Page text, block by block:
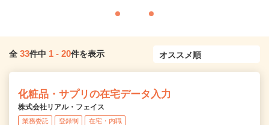
全 33件中 1 - 20件を表示
化粧品・サプリの在宅データ入力
株式会社リアル・フェイス
業務委託 登録制 在宅・内職